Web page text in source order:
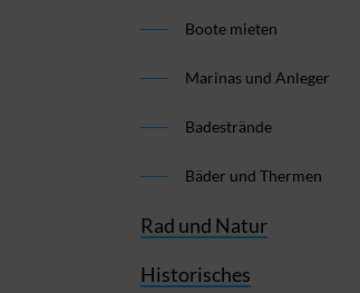
Boote mieten
Marinas und Anleger
Badestrände
Bäder und Thermen
Rad und Natur
Historisches